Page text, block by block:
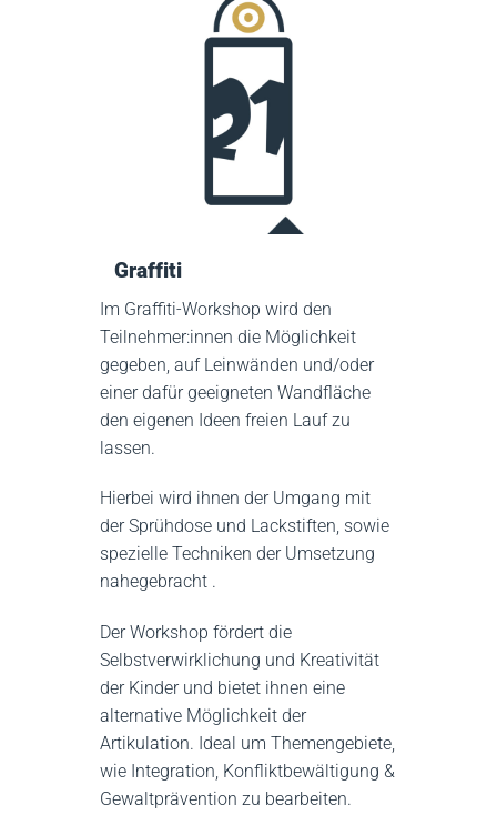
Graffiti
Im Graffiti-Workshop wird den
Teilnehmer:innen die Möglichkeit
gegeben, auf Leinwänden und/oder
einer dafür geeigneten Wandfläche
den eigenen Ideen freien Lauf zu
lassen.
Hierbei wird ihnen der Umgang mit
der Sprühdose und Lackstiften, sowie
spezielle Techniken der Umsetzung
nahegebracht .
Der Workshop fördert die
Selbstverwirklichung und Kreativität
der Kinder und bietet ihnen eine
alternative Möglichkeit der
Artikulation. Ideal um Themengebiete,
wie Integration, Konfliktbewältigung &
Gewaltprävention zu bearbeiten.